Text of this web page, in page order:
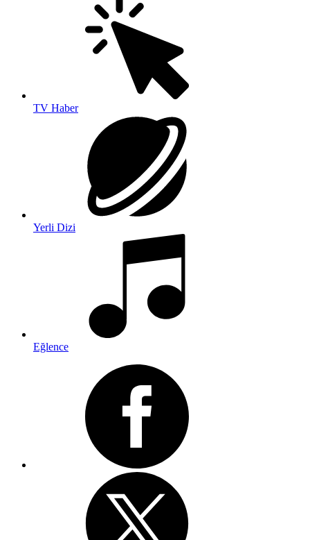
TV Haber
Yerli Dizi
Eğlence